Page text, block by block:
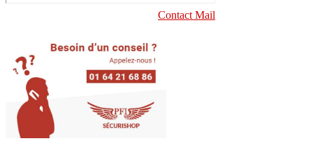
Contact Mail